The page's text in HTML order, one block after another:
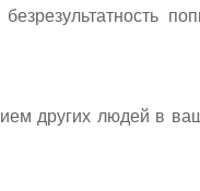
других людей в